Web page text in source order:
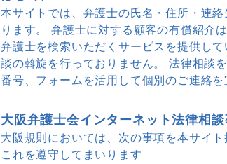
本サイトでは、弁護士の氏名・住所・連
ります。 弁護士に対する顧客の有償紹介
弁護士を検索いただくサービスを提供し
談の斡旋を行っておりません。 法律相談
番号、フォームを活用して個別のご連絡を
大阪弁護士会インターネット法律相
大阪規則においては、次の事項を本サイ
これを遵守してまいります